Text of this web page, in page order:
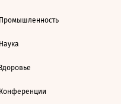
Промышленность
Наука
Конференции